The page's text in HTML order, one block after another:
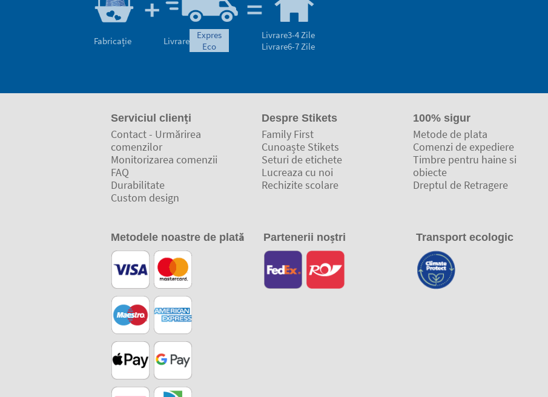
Fabricație Livrare
expres
eco
Livrare3-4 Zile
Livrare6-7 Zile
Serviciul clienți
Contact - Urmărirea
comenzilor
Monitorizarea comenzii
FAQ
Durabilitate
Custom design
Despre Stikets
Family First
Cunoaște Stikets
Seturi de etichete
Lucreaza cu noi
Rechizite scolare
100% sigur
Metode de plata
Comenzi de expediere
Timbre pentru haine si
obiecte
Dreptul de Retragere
Metodele noastre de plată Partenerii noștri Transport ecologic